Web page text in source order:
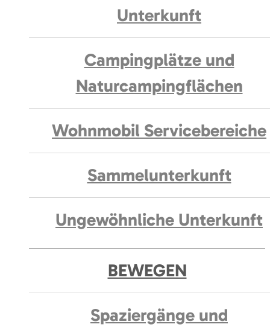
Unterkunft
Campingplätze und
Naturcampingflächen
Wohnmobil Servicebereiche
Sammelunterkunft
Ungewöhnliche Unterkunft
BEWEGEN
Spaziergänge und